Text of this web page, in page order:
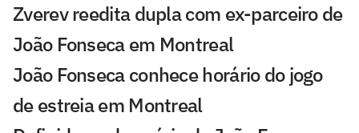
Zverev reedita dupla com ex-parceiro de
João Fonseca em Montreal
João Fonseca conhece horário do jogo
de estreia em Montreal